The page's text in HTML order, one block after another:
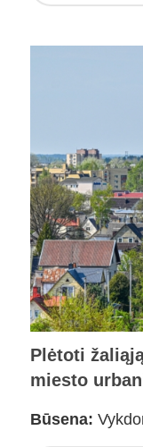
Plėtoti
miesto
Būsena: